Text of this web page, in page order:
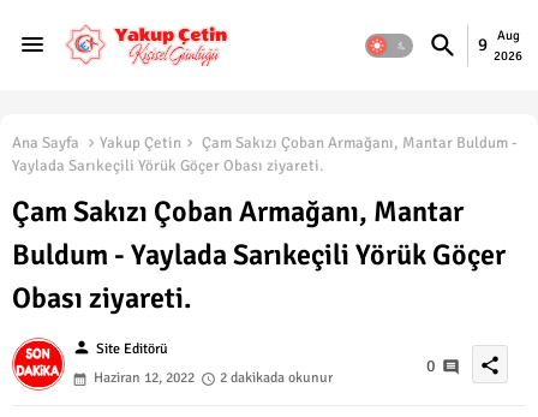
9
Aug
2026
Ana Sayfa Yakup Çetin
Çam Sakızı Çoban Armağanı, Mantar Buldum -
Yaylada Sarıkeçili Yörük Göçer Obası ziyareti.
Çam Sakızı Çoban Armağanı, Mantar
Buldum - Yaylada Sarıkeçili Yörük Göçer
Obası ziyareti.
person Site Editörü
Haziran 12, 2022
2 dakikada okunur
0 share